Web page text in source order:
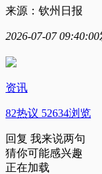
来源：钦州日报
2026-07-07 09:40:00
资讯
82热议 52634浏览
回复 我来说两句
猜你可能感兴趣
正在加载